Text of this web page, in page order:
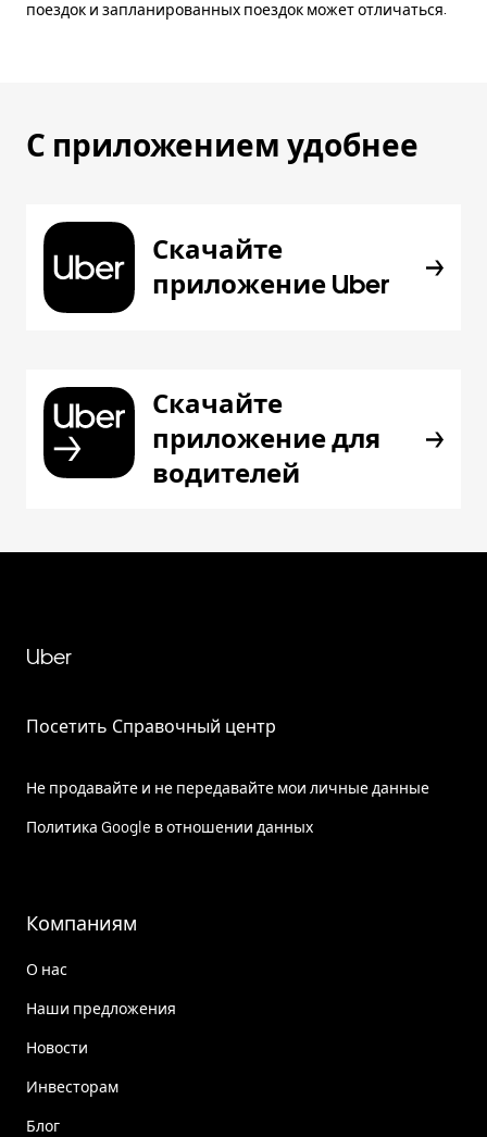
поездок и запланированных поездок может отличаться.
С приложением удобнее
Скачайте
приложение Uber
Скачайте
приложение для
водителей
Uber
Посетить Справочный центр
Не продавайте и не передавайте мои личные данные
Политика Google в отношении данных
Компаниям
О нас
Наши предложения
Новости
Инвесторам
Блог